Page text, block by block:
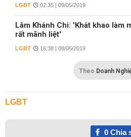
LGBT 02:35 | 09/05/2019
Lâm Khánh Chi: 'Khát khao làm
rất mãnh liệt'
LGBT 16:38 | 08/05/2019
Theo Doanh
LGBT
0Chia